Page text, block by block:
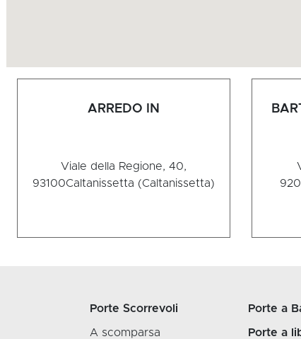
ARREDO IN
Viale della Regione, 40,
93100Caltanissetta (Caltanissetta)
Porte Scorrevoli
A scomparsa
Porte a
Porte a